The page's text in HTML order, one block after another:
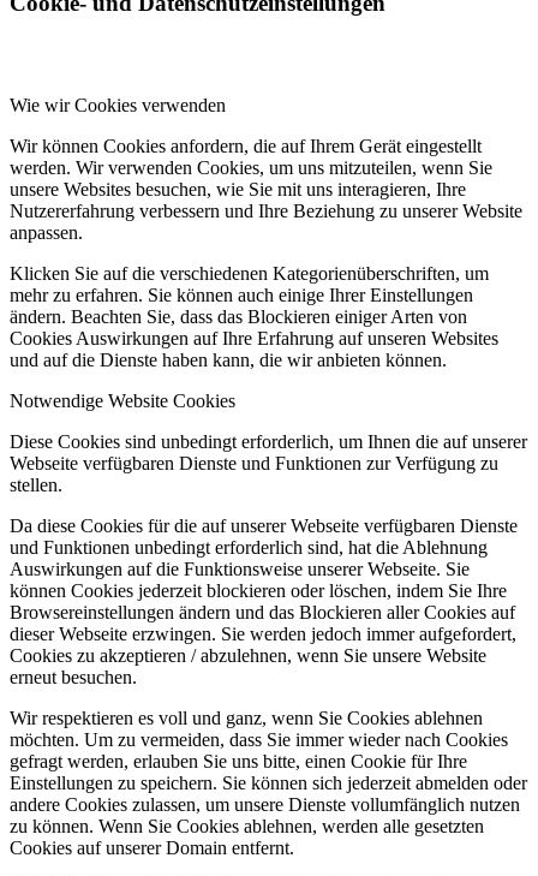
Wie wir Cookies verwenden
Wir können Cookies anfordern, die auf Ihrem Gerät eingestellt
werden. Wir verwenden Cookies, um uns mitzuteilen, wenn Sie
unsere Websites besuchen, wie Sie mit uns interagieren, Ihre
Nutzererfahrung verbessern und Ihre Beziehung zu unserer Website
anpassen.
Klicken Sie auf die verschiedenen Kategorienüberschriften, um
mehr zu erfahren. Sie können auch einige Ihrer Einstellungen
ändern. Beachten Sie, dass das Blockieren einiger Arten von
Cookies Auswirkungen auf Ihre Erfahrung auf unseren Websites
und auf die Dienste haben kann, die wir anbieten können.
Notwendige Website Cookies
Diese Cookies sind unbedingt erforderlich, um Ihnen die auf unserer
Webseite verfügbaren Dienste und Funktionen zur Verfügung zu
stellen.
Da diese Cookies für die auf unserer Webseite verfügbaren Dienste
und Funktionen unbedingt erforderlich sind, hat die Ablehnung
Auswirkungen auf die Funktionsweise unserer Webseite. Sie
können Cookies jederzeit blockieren oder löschen, indem Sie Ihre
Browsereinstellungen ändern und das Blockieren aller Cookies auf
dieser Webseite erzwingen. Sie werden jedoch immer aufgefordert,
Cookies zu akzeptieren / abzulehnen, wenn Sie unsere Website
erneut besuchen.
Wir respektieren es voll und ganz, wenn Sie Cookies ablehnen
möchten. Um zu vermeiden, dass Sie immer wieder nach Cookies
gefragt werden, erlauben Sie uns bitte, einen Cookie für Ihre
Einstellungen zu speichern. Sie können sich jederzeit abmelden oder
andere Cookies zulassen, um unsere Dienste vollumfänglich nutzen
zu können. Wenn Sie Cookies ablehnen, werden alle gesetzten
Cookies auf unserer Domain entfernt.